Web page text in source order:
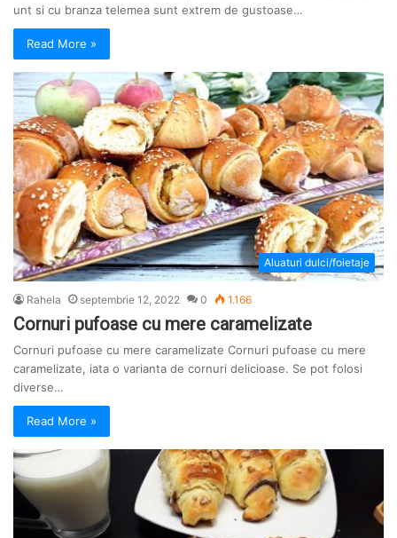
unt si cu branza telemea sunt extrem de gustoase…
Read More »
Aluaturi dulci/foietaje
Rahela septembrie 12, 2022 0 1.166
Cornuri pufoase cu mere caramelizate
Cornuri pufoase cu mere caramelizate Cornuri pufoase cu mere
caramelizate, iata o varianta de cornuri delicioase. Se pot folosi
diverse…
Read More »